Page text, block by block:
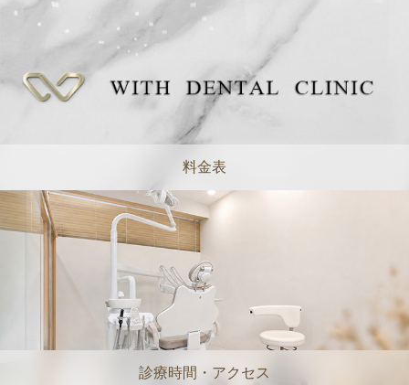
料金表
診療時間・アクセス